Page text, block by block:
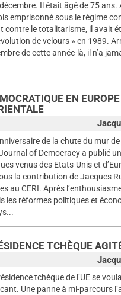
Il était âgé de 75 ans.
emprisonné sous le régime
contre le totalitarisme, il avait
de velours » en 1989.
de cette année-là, il n’a
EN EUROPE
de la chute du mur de
of Democracy a publié
venus des Etats-Unis et
la contribution de Jacques
au CERI. Après
les réformes politiques et
TCHÈQUE
tchèque de l’UE se
Une panne à mi-parcours